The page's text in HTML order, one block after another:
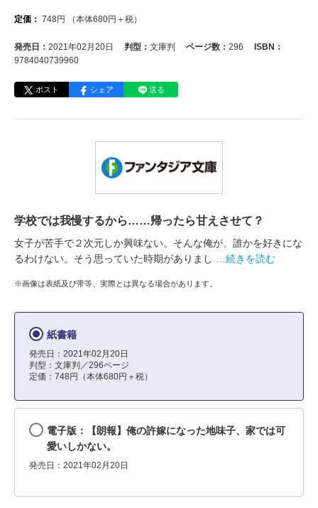
定価： 748円 （本体680円＋税）
発売日： 2021年02月20日 判型： 文庫判 ページ数： 296
ISBN：
9784040739960
ポスト シェア 送る
学校では我慢するから……帰ったら甘えさせて？
女子が苦手で２次元しか興味ない。そんな俺が、誰かを好きにな
るわけない。そう思っていた時期がありまし
…続きを読む
※画像は表紙及び帯等、実際とは異なる場合があります。
紙書籍
発売日：2021年02月20日
判型：文庫判／296ページ
定価：748円（本体680円＋税）
電子版：【朗報】俺の許嫁になった地味子、家では可
愛いしかない。
発売日：2021年02月20日